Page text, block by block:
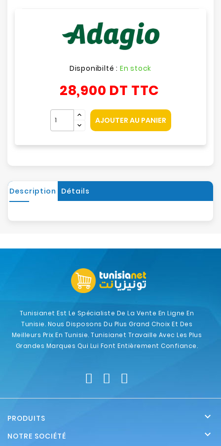
Disponibilté : En stock
28,900 DT TTC
AJOUTER AU PANIER
Description Détails
Tunisianet Est Le Spécialiste De La Vente En Ligne En
Tunisie. Nous Disposons Du Plus Grand Choix Et Des
Meilleurs Prix En Tunisie. Tunisianet Travaille Avec Les Plus
Grandes Marques Qui Lui Font Entièrement Confiance.
PRODUITS 
NOTRE SOCIÉTÉ 